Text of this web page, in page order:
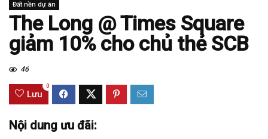
Đất nền dự án
The Long @ Times Square
giảm 10% cho chủ thẻ SCB
46
Lưu
0
Nội dung ưu đãi: